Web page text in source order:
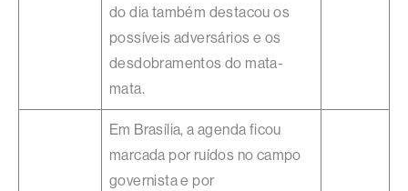
do dia também destacou os
possíveis adversários e os
desdobramentos do mata-
mata.
Em Brasília, a agenda ficou
marcada por ruídos no campo
governista e por